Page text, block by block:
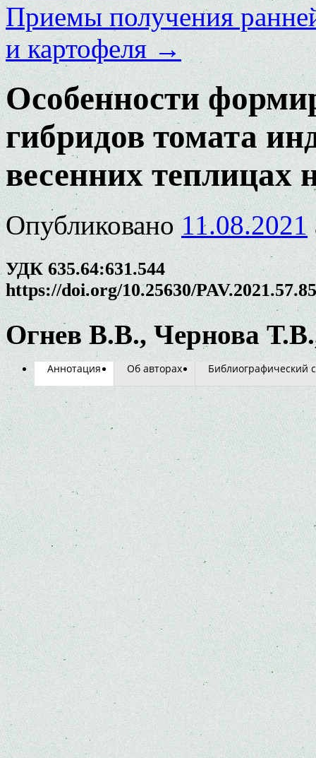
Приемы получения
и картофеля→
Особенности
гибридов томата
весенних теплицах
Опубликовано 11.08.2021
УДК 635.64:631.544
https://doi.org/10.25630/
Огнев В.В., Чернова
Аннотация Об авторах Библиографический